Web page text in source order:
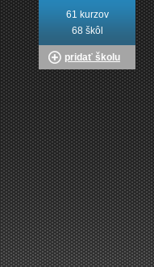
61 kurzov
68 škôl
pridať školu